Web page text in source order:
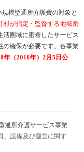
模型通所介護費の対象と
村が指定・監督する地域密
活圏域に密着したサービス
の確保が必要です。各事業
年（2016年）2月5日公
通所介護サービス事業
、設備及び運営に関す